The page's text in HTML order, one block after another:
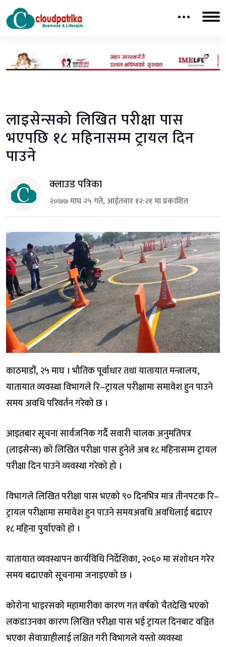
लाइसेन्सको लिखित परीक्षा पास
भएपछि १८ महिनासम्म ट्रायल दिन
पाउने
क्लाउड पत्रिका
२०७७ माघ २५ गते, आईतवार १२:२१ मा प्रकाशित
काठमाडौं, २५ माघ । भौतिक पूर्वाधार तथा यातायात मन्त्रालय,
यातायात व्यवस्था विभागले रि–ट्रायल परीक्षामा समावेश हुन पाउने
समय अवधि परिवर्तन गरेको छ ।
आइतबार सूचना सार्वजनिक गर्दै सवारी चालक अनुमतिपत्र
(लाइसेन्स) को लिखित परीक्षा पास हुनेले अब १८ महिनासम्म ट्रायल
परीक्षा दिन पाउने व्यवस्था गरेको हो ।
विभागले लिखित परीक्षा पास भएको ९० दिनभित्र मात्र तीनपटक रि–
ट्रायल परीक्षामा समावेश हुन पाउने समयअवधि अवधिलाई बढाएर
१८ महिना पुर्याएको हो ।
यातायात व्यवस्थापन कार्यविधि निर्देशिका, २०६० मा संशोधन गरेर
समय बढाएको सूचनामा जनाइएको छ ।
कोरोना भाइरसको महामारीका कारण गत वर्षको चैतदेखि भएको
लकडाउनका कारण लिखित परीक्षा पास भई ट्रायल दिनबाट वञ्चित
भएका सेवाग्राहीलाई लक्षित गरी विभागले यस्तो व्यवस्था